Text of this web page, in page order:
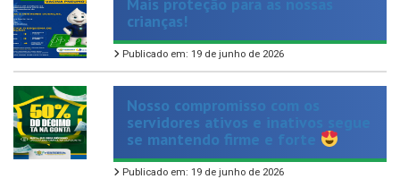
Publicado em: 19 de junho de 2026
Nosso compromisso com os
servidores ativos e inativos segue
se mantendo firme e forte
Publicado em: 19 de junho de 2026